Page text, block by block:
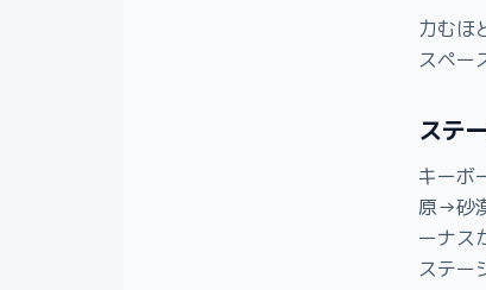
力むほ
スペー
ステ
キーボ
原→砂
ーナス
ステー